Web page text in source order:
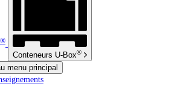
®
Conteneurs U-Box®
menu principal